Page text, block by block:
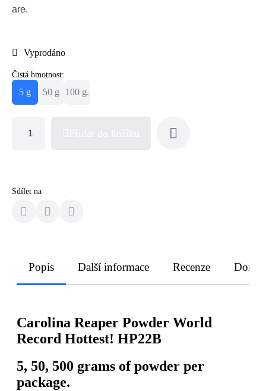
are.
Vyprodáno
Čistá hmotnost:
5 g 50 g 100 g.
Sdílet na
Popis Další informace Recenze
Carolina Reaper Powder World
Record Hottest! HP22B
5, 50, 500 grams of powder per
package.